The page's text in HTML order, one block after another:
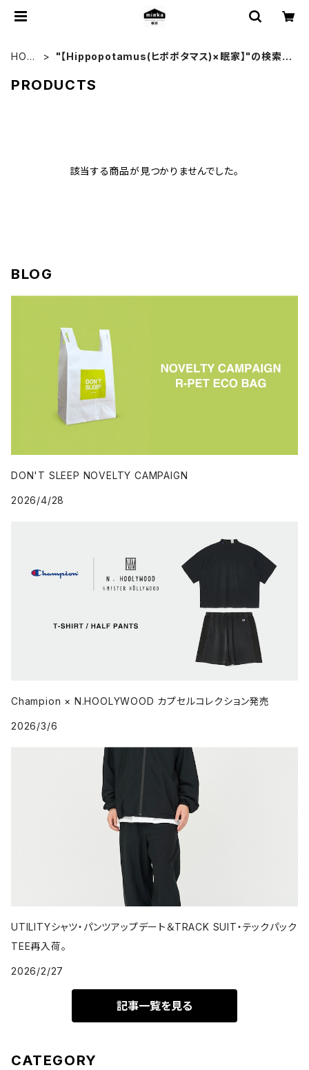
HOM
"【Hippopotamus(ヒポポタマス)×眠家】"の検索結
PRODUCTS
該当する商品が見つかりませんでした。
BLOG
DON'T SLEEP NOVELTY CAMPAIGN
2026/4/28
Champion × N.HOOLYWOOD カプセルコレクション発売
2026/3/6
UTILITYシャツ・パンツアップデート＆TRACK SUIT・テックパック
TEE再入荷。
2026/2/27
記事一覧を見る
CATEGORY